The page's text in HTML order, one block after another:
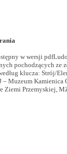
w wersji
pochodzących ze
klucza: Strój/
Muzeum Kamienica
Ziemi Przemyskiej,